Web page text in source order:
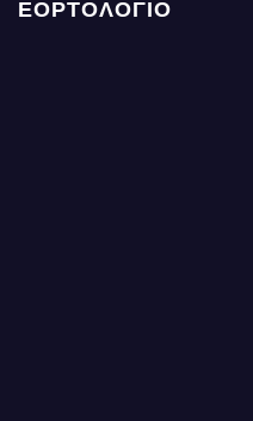
ΕΟΡΤΟΛΟΓΙΟ